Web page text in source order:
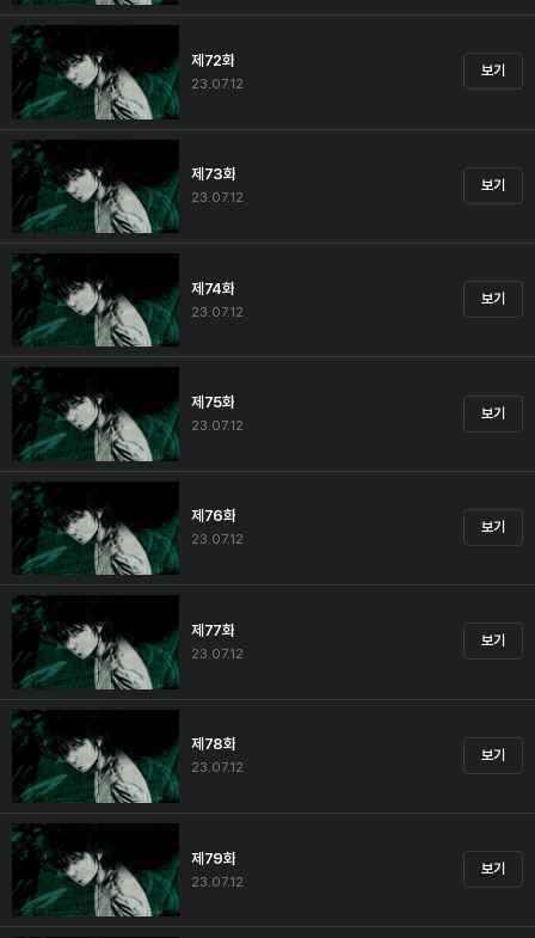
제72화
23.07.12
보기
제73화
23.07.12
보기
제74화
23.07.12
보기
제75화
23.07.12
보기
제76화
23.07.12
보기
제77화
23.07.12
보기
제78화
23.07.12
보기
제79화
23.07.12
보기